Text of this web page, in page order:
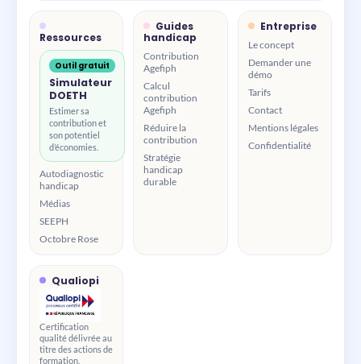
Ressources
Outil gratuit
Simulateur
DOETH
Estimer sa
contribution et
son potentiel
d’économies.
Autodiagnostic
handicap
Médias
SEEPH
Octobre Rose
Guides
handicap
Contribution
Agefiph
Calcul
contribution
Agefiph
Réduire la
contribution
Stratégie
handicap
durable
Entreprise
Le concept
Demander une
démo
Tarifs
Contact
Mentions légales
Confidentialité
Qualiopi
Certification
qualité délivrée au
titre des actions de
formation.